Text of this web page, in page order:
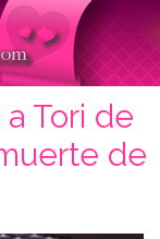
Tori de
de